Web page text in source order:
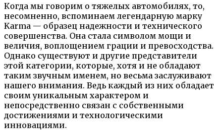
Когда мы говорим о тяжелых автомобилях, то,
несомненно, вспоминаем легендарную марку
Karma — образец надежности и технического
совершенства. Она стала символом мощи и
величия, воплощением грации и превосходства.
Однако существуют и другие представители
этой категории, которые, хотя и не обладают
таким звучным именем, но весьма заслуживают
нашего внимания. Ведь каждый из них обладает
своим уникальным характером и
непосредственно связан с собственными
достижениями и технологическими
инновациями.